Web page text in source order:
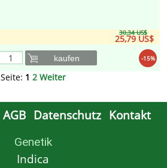
30,34 US$
25,79 US$
-15%
kaufen
Seite: 1 2 Weiter
AGB Datenschutz Kontakt
Genetik
Indica